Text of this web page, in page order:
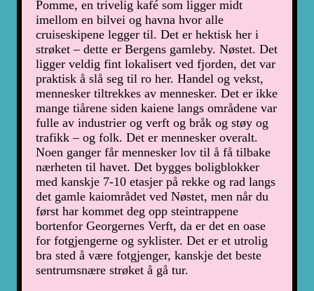
Pomme, en trivelig kafé som ligger midt
imellom en bilvei og havna hvor alle
cruiseskipene legger til. Det er hektisk her i
strøket – dette er Bergens gamleby. Nøstet. Det
ligger veldig fint lokalisert ved fjorden, det var
praktisk å slå seg til ro her. Handel og vekst,
mennesker tiltrekkes av mennesker. Det er ikke
mange tiårene siden kaiene langs områdene var
fulle av industrier og verft og bråk og støy og
trafikk – og folk. Det er mennesker overalt.
Noen ganger får mennesker lov til å få tilbake
nærheten til havet. Det bygges boligblokker
med kanskje 7-10 etasjer på rekke og rad langs
det gamle kaiområdet ved Nøstet, men når du
først har kommet deg opp steintrappene
bortenfor Georgernes Verft, da er det en oase
for fotgjengerne og syklister. Det er et utrolig
bra sted å være fotgjenger, kanskje det beste
sentrumsnære strøket å gå tur.